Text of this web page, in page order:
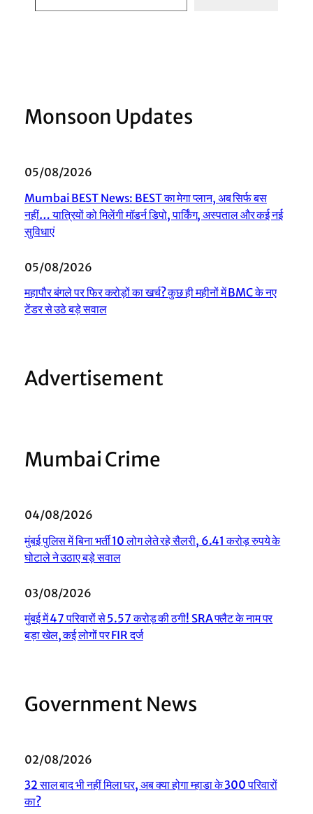
Monsoon Updates
05/08/2026
Mumbai BEST News: BEST का मेगा प्लान, अब सिर्फ बस
नहीं… यात्रियों को मिलेंगी मॉडर्न डिपो, पार्किंग, अस्पताल और कई नई
सुविधाएं
05/08/2026
महापौर बंगले पर फिर करोड़ों का खर्च? कुछ ही महीनों में BMC के नए
टेंडर से उठे बड़े सवाल
Advertisement
Mumbai Crime
04/08/2026
मुंबई पुलिस में बिना भर्ती 10 लोग लेते रहे सैलरी, 6.41 करोड़ रुपये के
घोटाले ने उठाए बड़े सवाल
03/08/2026
मुंबई में 47 परिवारों से 5.57 करोड़ की ठगी! SRA फ्लैट के नाम पर
बड़ा खेल, कई लोगों पर FIR दर्ज
Government News
02/08/2026
32 साल बाद भी नहीं मिला घर, अब क्या होगा म्हाडा के 300 परिवारों
का?